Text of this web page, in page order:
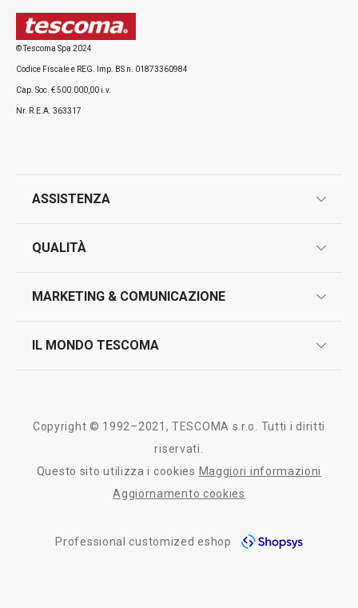
Tutti i prodotti della linea ProfiMATE
© Tescoma Spa 2024
Codice Fiscale e REG. Imp. BS n. 01873360984
Cap. Soc. € 500.000,00 i.v.
Nr. R.E.A. 363317
ASSISTENZA
contatti
QUALITÀ
test sui prodotti
MARKETING & COMUNICAZIONE
IL MONDO TESCOMA
Tescoma nel mondo
informativa whistleblowing
Copyright © 1992–2021, TESCOMA s.r.o. Tutti i diritti
riservati.
Questo sito utilizza i cookies Maggiori informazioni
Aggiornamento cookies
Professional customized eshop